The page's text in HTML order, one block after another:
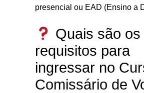
presencial ou EAD (Ensino a
Quais são os
requisitos para
ingressar no
Comissário de